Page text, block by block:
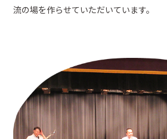
流の場を作らせていただいています。